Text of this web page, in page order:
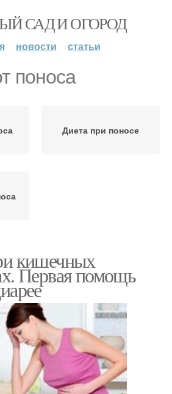
САД И ОГОРОД
новости статьи
поноса
Диета при поносе
кишечных
Первая помощь